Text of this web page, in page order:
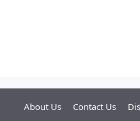
About Us Contact Us